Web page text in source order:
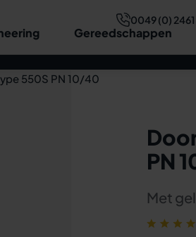
0049 (0)
Gereedschappen
Tekening & afmetingen
550S PN 10/40
PN
Met